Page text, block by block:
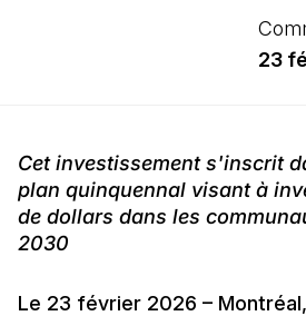
23
Cet investissement s'inscrit
plan quinquennal visant à
de dollars dans les
2030
Le 23 février 2026 –